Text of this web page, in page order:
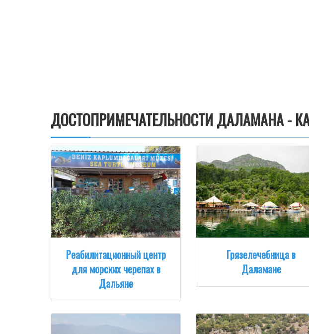
ДОСТОПРИМЕЧАТЕЛЬНОСТИ ДАЛАМАНА -
Реабилитационный центр
для морских черепах в
Дальяне
Грязелечебница в
Даламане